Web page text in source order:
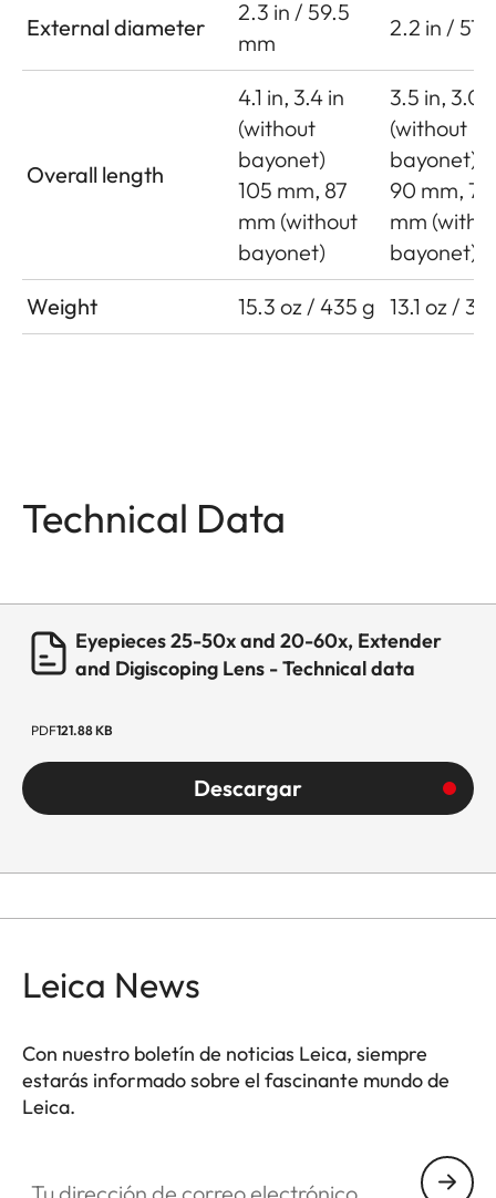
External diameter
2.3 in / 59.5
mm
2.2 in / 57
Overall length
4.1 in, 3.4 in
(without
bayonet)
105 mm, 87
mm (without
bayonet)
3.5 in, 3.0
(without
bayonet)
90 mm, 75
mm
bayonet)
Weight
15.3 oz / 435 g 13.1 oz /
Technical Data
Eyepieces 25-50x and 20-60x, Extender
and Digiscoping Lens - Technical data
PDF121.88 KB
Descargar
Leica News
Con nuestro boletín de noticias Leica, siempre
estarás informado sobre el fascinante mundo de
Leica.